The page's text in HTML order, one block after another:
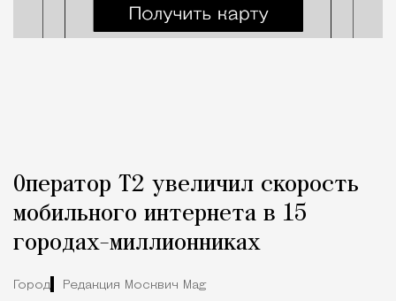
Оператор Т2 увеличил скорость
мобильного интернета в 15
городах-миллионниках
Город Редакция Москвич Mag